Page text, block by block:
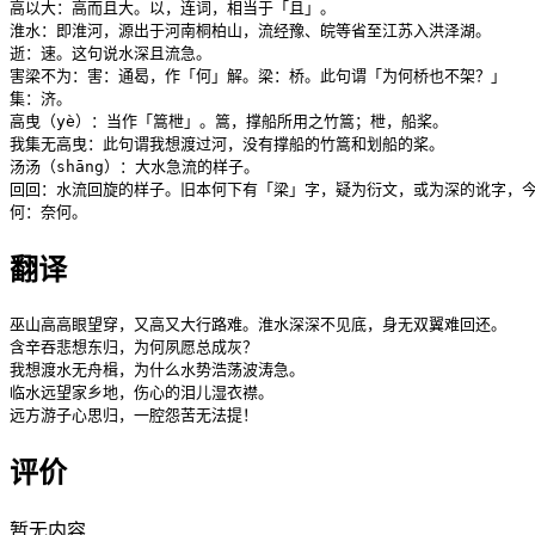
高以大：高而且大。以，连词，相当于「且」。
淮水：即淮河，源出于河南桐柏山，流经豫、皖等省至江苏入洪泽湖。
逝：速。这句说水深且流急。
害梁不为：害：通曷，作「何」解。梁：桥。此句谓「为何桥也不架？」
集：济。
高曳（yè）：当作「篙枻」。篙，撑船所用之竹篙；枻，船桨。
我集无高曳：此句谓我想渡过河，没有撑船的竹篙和划船的桨。
汤汤（shāng）：大水急流的样子。
回回：水流回旋的样子。旧本何下有「梁」字，疑为衍文，或为深的讹字，
何：奈何。
翻译
巫山高高眼望穿，又高又大行路难。淮水深深不见底，身无双翼难回还。
含辛吞悲想东归，为何夙愿总成灰？
我想渡水无舟楫，为什么水势浩荡波涛急。
临水远望家乡地，伤心的泪儿湿衣襟。
远方游子心思归，一腔怨苦无法提！
评价
暂无内容